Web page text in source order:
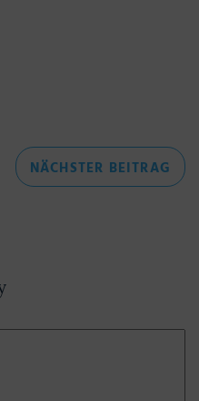
NÄCHSTER BEITRAG